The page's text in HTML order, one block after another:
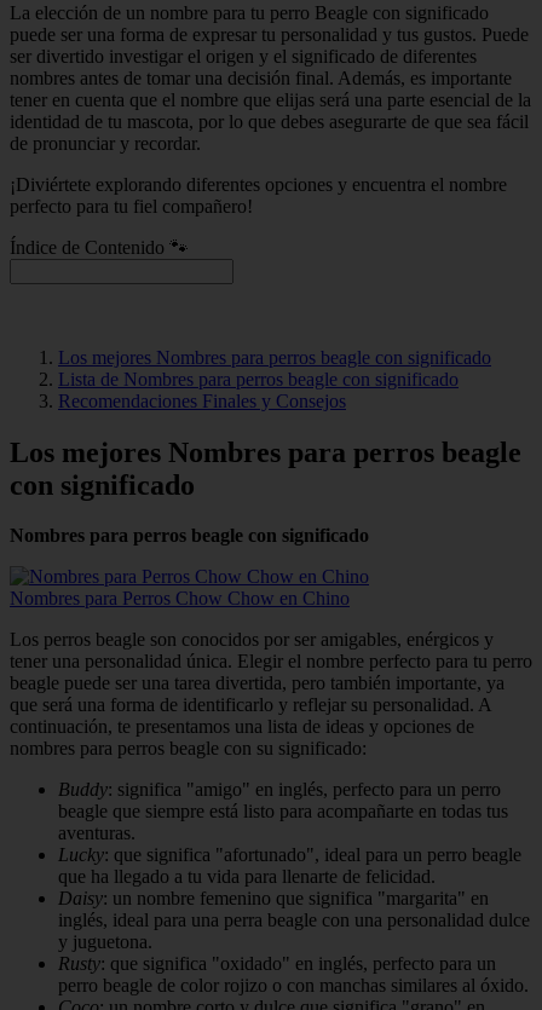
La elección de un nombre para tu perro Beagle con significado
puede ser una forma de expresar tu personalidad y tus gustos. Puede
ser divertido investigar el origen y el significado de diferentes
nombres antes de tomar una decisión final. Además, es importante
tener en cuenta que el nombre que elijas será una parte esencial de la
identidad de tu mascota, por lo que debes asegurarte de que sea fácil
de pronunciar y recordar.
¡Diviértete explorando diferentes opciones y encuentra el nombre
perfecto para tu fiel compañero!
Índice de Contenido 🐾
Los mejores Nombres para perros beagle con significado
Lista de Nombres para perros beagle con significado
Recomendaciones Finales y Consejos
Los mejores Nombres para perros beagle
con significado
Nombres para perros beagle con significado
Nombres para Perros Chow Chow en Chino
Los perros beagle son conocidos por ser amigables, enérgicos y
tener una personalidad única. Elegir el nombre perfecto para tu perro
beagle puede ser una tarea divertida, pero también importante, ya
que será una forma de identificarlo y reflejar su personalidad. A
continuación, te presentamos una lista de ideas y opciones de
nombres para perros beagle con su significado:
Buddy: significa "amigo" en inglés, perfecto para un perro
beagle que siempre está listo para acompañarte en todas tus
aventuras.
Lucky: que significa "afortunado", ideal para un perro beagle
que ha llegado a tu vida para llenarte de felicidad.
Daisy: un nombre femenino que significa "margarita" en
inglés, ideal para una perra beagle con una personalidad dulce
y juguetona.
Rusty: que significa "oxidado" en inglés, perfecto para un
perro beagle de color rojizo o con manchas similares al óxido.